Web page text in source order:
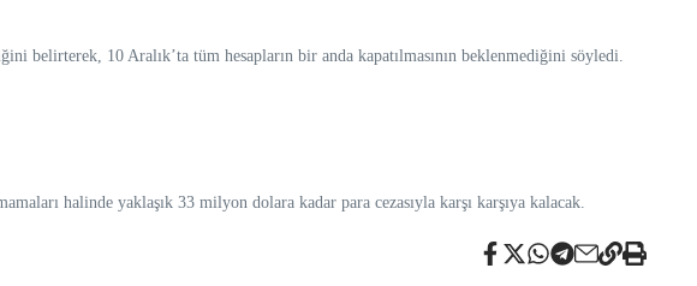
belirterek, 10 Aralık’ta tüm hesapların bir anda kapatılmasının beklenmediğini söyledi.
halinde yaklaşık 33 milyon dolara kadar para cezasıyla karşı karşıya kalacak.